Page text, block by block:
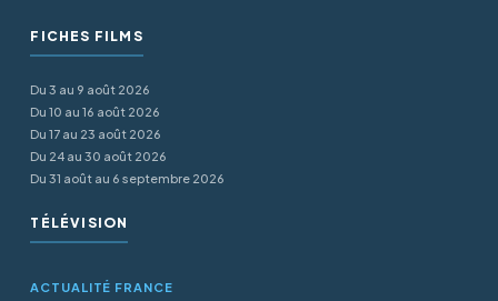
FICHES FILMS
Du 3 au 9 août 2026
Du 10 au 16 août 2026
Du 17 au 23 août 2026
Du 24 au 30 août 2026
Du 31 août au 6 septembre 2026
TÉLÉVISION
ACTUALITÉ FRANCE